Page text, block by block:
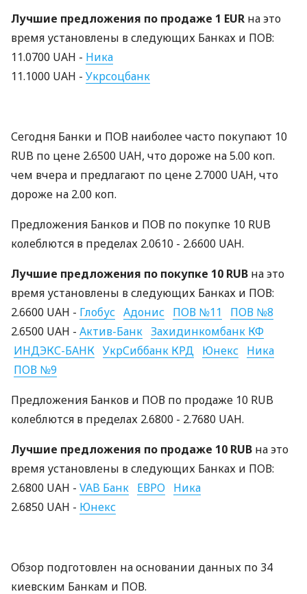
Лучшие предложения по продаже 1 EUR на это
время установлены в следующих Банках и ПОВ:
11.0700 UAH - Ника
11.1000 UAH - Укрсоцбанк
Сегодня Банки и ПОВ наиболее часто покупают 10
RUB по цене 2.6500 UAH, что дороже на 5.00 коп.
чем вчера и предлагают по цене 2.7000 UAH, что
дороже на 2.00 коп.
Предложения Банков и ПОВ по покупке 10 RUB
колеблются в пределах 2.0610 - 2.6600 UAH.
Лучшие предложения по покупке 10 RUB на это
время установлены в следующих Банках и ПОВ:
2.6600 UAH - Глобус Адонис ПОВ №11
ПОВ №8
2.6500 UAH - Актив-Банк Захидинкомбанк КФ
ИНДЭКС-БАНК УкрСиббанк КРД Юнекс Ника
ПОВ №9
Предложения Банков и ПОВ по продаже 10 RUB
колеблются в пределах 2.6800 - 2.7680 UAH.
Лучшие предложения по продаже 10 RUB на это
время установлены в следующих Банках и ПОВ:
2.6800 UAH - VAB Банк ЕВРО Ника
2.6850 UAH - Юнекс
Обзор подготовлен на основании данных по 34
киевским Банкам и ПОВ.